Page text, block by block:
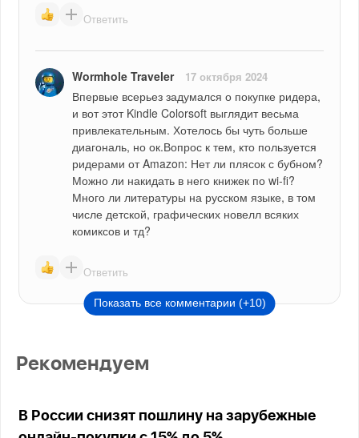
Ответить
Wormhole Traveler 17 октября 2024
Впервые всерьез задумался о покупке ридера,
и вот этот Kindle Colorsoft выглядит весьма
привлекательным. Хотелось бы чуть больше
диагональ, но ок.Вопрос к тем, кто пользуется
ридерами от Amazon: Нет ли плясок с бубном?
Можно ли накидать в него книжек по wi-fi?
Много ли литературы на русском языке, в том
числе детской, графических новелл всяких
комиксов и тд?
Ответить
Показать все комментарии (+10)
Рекомендуем
В России снизят пошлину на зарубежные